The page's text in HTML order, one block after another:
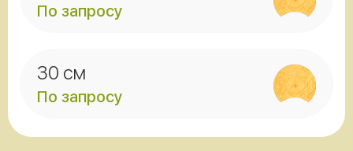
По запросу
30 см
По запросу